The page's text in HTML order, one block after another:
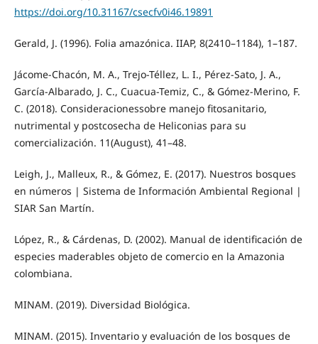
https://doi.org/10.31167/csecfv0i46.19891
Gerald, J. (1996). Folia amazónica. IIAP, 8(2410–1184), 1–187.
Jácome-Chacón, M. A., Trejo-Téllez, L. I., Pérez-Sato, J. A.,
García-Albarado, J. C., Cuacua-Temiz, C., & Gómez-Merino, F.
C. (2018). Consideracionessobre manejo fitosanitario,
nutrimental y postcosecha de Heliconias para su
comercialización. 11(August), 41–48.
Leigh, J., Malleux, R., & Gómez, E. (2017). Nuestros bosques
en números | Sistema de Información Ambiental Regional |
SIAR San Martín.
López, R., & Cárdenas, D. (2002). Manual de identificación de
especies maderables objeto de comercio en la Amazonia
colombiana.
MINAM. (2019). Diversidad Biológica.
MINAM. (2015). Inventario y evaluación de los bosques de